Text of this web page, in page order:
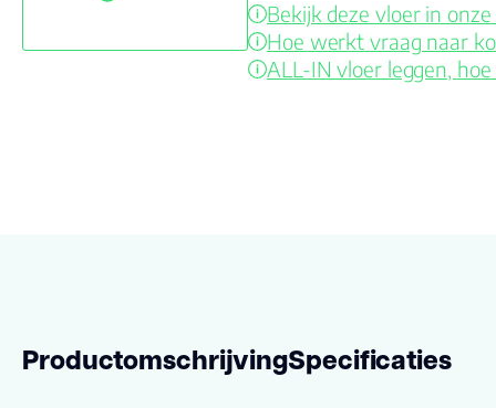
Bekijk deze vloer in
Hoe werkt vraag naar
ALL-IN vloer leggen,
ProductomschrijvingSpecificaties